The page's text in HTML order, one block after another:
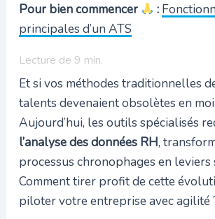
Pour bien commencer :
principales d’un ATS
Lecture de 9 min.
Et si vos méthodes traditionnelles
talents devenaient obsolètes en
Aujourd’hui, les outils spécialisés
l’analyse des données RH,
processus chronophages en leviers
Comment tirer profit de cette
piloter votre entreprise avec agilité